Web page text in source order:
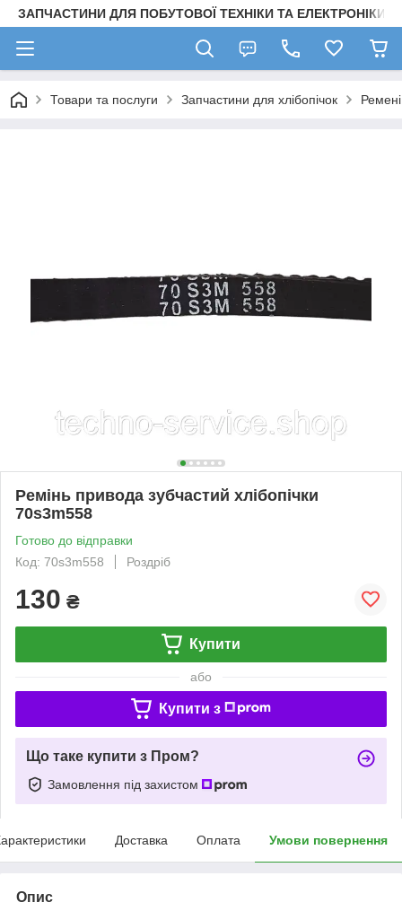
ЗАПЧАСТИНИ ДЛЯ ПОБУТОВОЇ ТЕХНІКИ ТА ЕЛЕКТРОНІКИ
Товари та послуги Запчастини для хлібопічок Ремені
Ремінь привода зубчастий хлібопічки
70s3m558
Готово до відправки
Код: 70s3m558
Роздріб
130 ₴
Купити
або
Купити з
Що таке купити з Пром?
Замовлення під захистом
Доставка Оплата Умови повернення
Опис